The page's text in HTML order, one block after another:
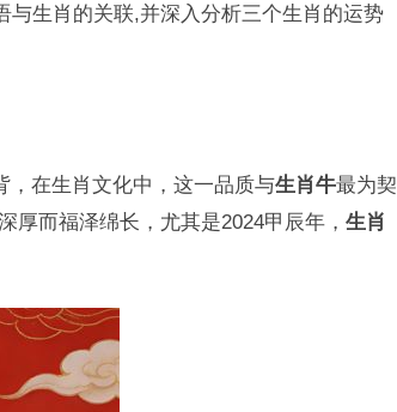
与生肖的关联,并深入分析三个生肖的运势
，在生肖文化中，这一品质与生肖牛最为契
厚而福泽绵长，尤其是2024甲辰年， 生肖